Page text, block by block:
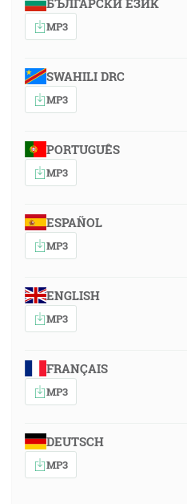
БЪЛГАРСКИ ЕЗИК
MP3
SWAHILI DRC
MP3
PORTUGUÊS
MP3
ESPAÑOL
MP3
ENGLISH
MP3
FRANÇAIS
MP3
DEUTSCH
MP3